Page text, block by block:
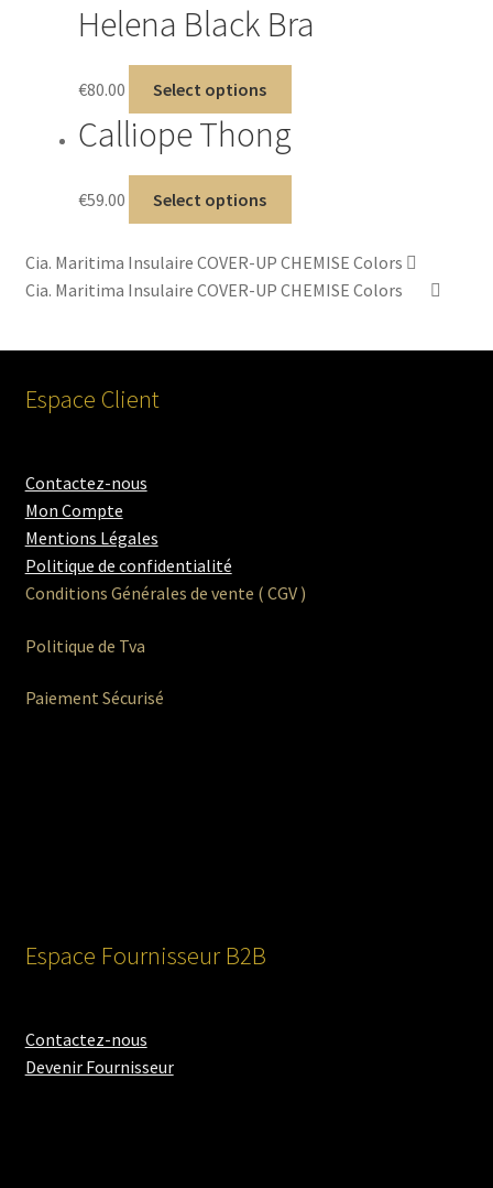
Helena Black Bra
€80.00 Select options
Calliope Thong
€59.00 Select options
Cia. Maritima Insulaire COVER-UP CHEMISE Colors
Cia. Maritima Insulaire COVER-UP CHEMISE Colors
Espace Client
Contactez-nous
Mon Compte
Mentions Légales
Politique de confidentialité
Conditions Générales de vente ( CGV )
Politique de Tva
Paiement Sécurisé
Espace Fournisseur B2B
Contactez-nous
Devenir Fournisseur